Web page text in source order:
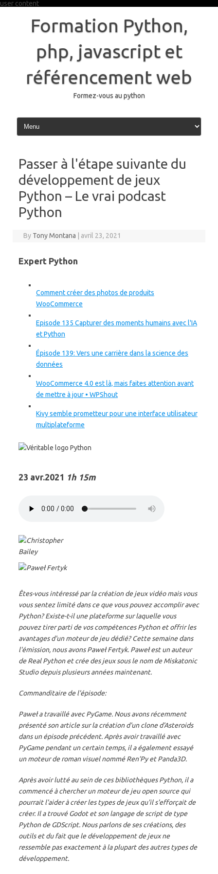
user content
contentFormation Python,
php, javascript et
référencement web
Formez-vous au python
Passer à l'étape suivante du
développement de jeux
Python – Le vrai podcast
Python
By Tony Montana avril 23, 2021
Expert Python
Comment créer des photos de produits
WooCommerce
Episode 135 Capturer des moments humains avec l'IA
et Python
Épisode 139: Vers une carrière dans la science des
données
WooCommerce 4.0 est là, mais faites attention avant
de mettre à jour • WPShout
Kivy semble prometteur pour une interface utilisateur
multiplateforme
23 avr.2021 1h 15m
Êtes-vous intéressé par la création de jeux vidéo mais vous
vous sentez limité dans ce que vous pouvez accomplir avec
Python? Existe-t-il une plateforme sur laquelle vous
pouvez tirer parti de vos compétences Python et offrir les
avantages d'un moteur de jeu dédié? Cette semaine dans
l'émission, nous avons Paweł Fertyk. Paweł est un auteur
de Real Python et crée des jeux sous le nom de Miskatonic
Studio depuis plusieurs années maintenant.
Commanditaire de l'épisode:
Paweł a travaillé avec PyGame. Nous avons récemment
présenté son article sur la création d'un clone d'Asteroids
dans un épisode précédent. Après avoir travaillé avec
PyGame pendant un certain temps, il a également essayé
un moteur de roman visuel nommé Ren’Py et Panda3D.
Après avoir lutté au sein de ces bibliothèques Python, il a
commencé à chercher un moteur de jeu open source qui
pourrait l'aider à créer les types de jeux qu'il s'efforçait de
créer. Il a trouvé Godot et son langage de script de type
Python de GDScript. Nous parlons de ses créations, des
outils et du fait que le développement de jeux ne
ressemble pas exactement à la plupart des autres types de
développement.